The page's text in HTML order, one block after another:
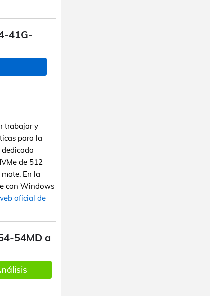
41G-
trabajar y
para la
de 512
En la
con Windows
oficial de
54MD a